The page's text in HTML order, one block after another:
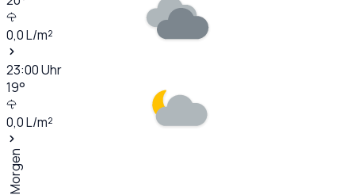
0,0L/m²
23:00Uhr
19°
0,0L/m²
Morgen